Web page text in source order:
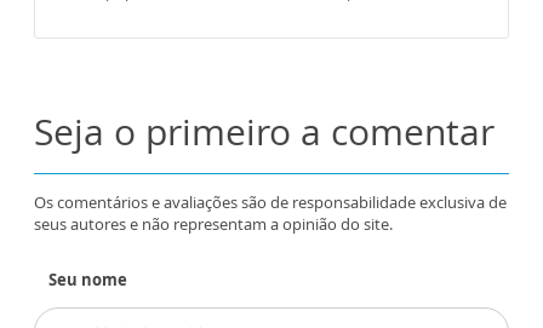
Seja o primeiro a comentar
Os comentários e avaliações são de responsabilidade exclusiva de
seus autores e não representam a opinião do site.
Seu nome